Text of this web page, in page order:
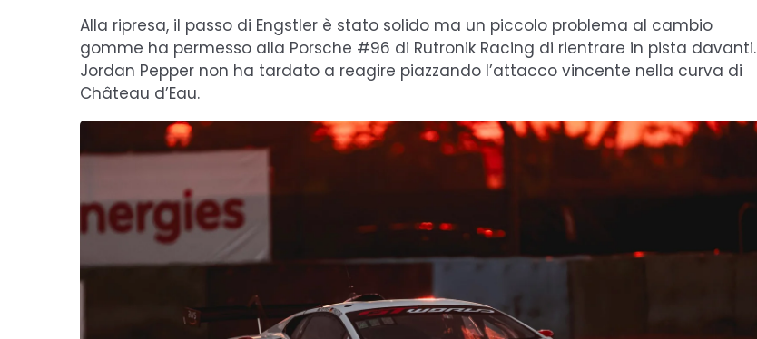
Alla ripresa, il passo di Engstler è stato solido ma un piccolo problema al cambio
gomme ha permesso alla Porsche #96 di Rutronik Racing di rientrare in pista davanti.
Jordan Pepper non ha tardato a reagire piazzando l’attacco vincente nella curva di
Château d’Eau.